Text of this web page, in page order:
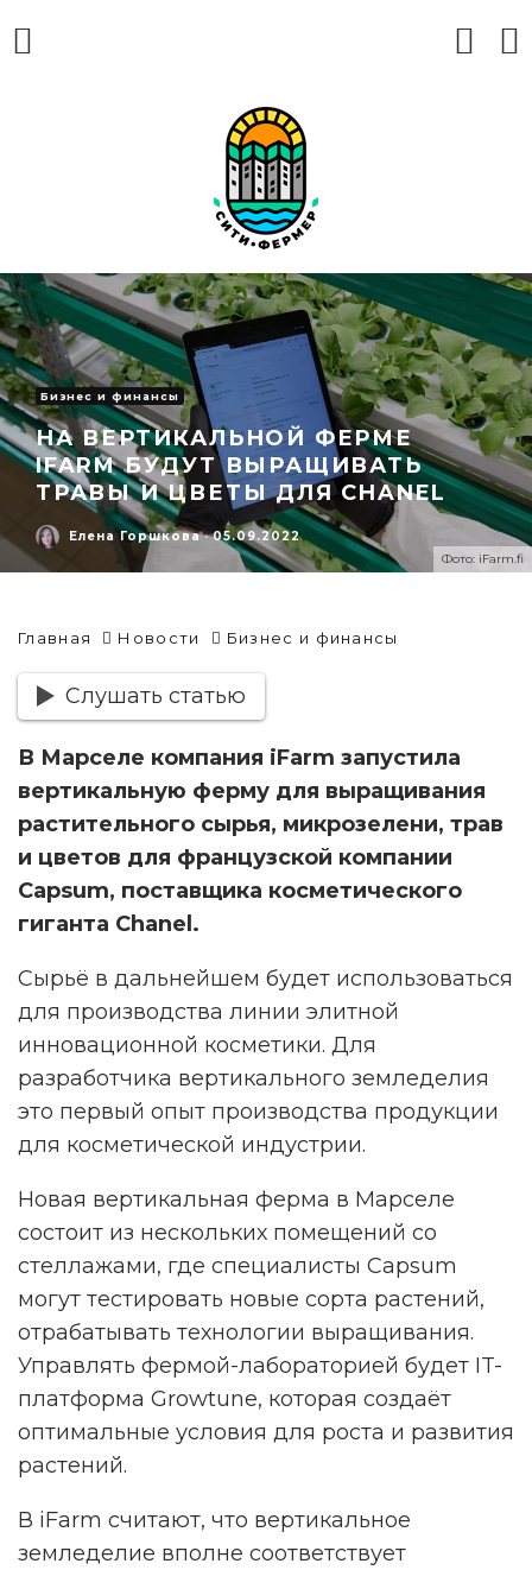
Фото: iFarm.fi
Бизнес и финансы
НА ВЕРТИКАЛЬНОЙ ФЕРМЕ
IFARM БУДУТ ВЫРАЩИВАТЬ
ТРАВЫ И ЦВЕТЫ ДЛЯ CHANEL
Елена Горшкова · 05.09.2022
Главная Новости Бизнес и финансы
Слушать статью
В Марселе компания iFarm запустила
вертикальную ферму для выращивания
растительного сырья, микрозелени, трав
и цветов для французской компании
Capsum, поставщика косметического
гиганта Chanel.
Сырьё в дальнейшем будет использоваться
для производства линии элитной
инновационной косметики. Для
разработчика вертикального земледелия
это первый опыт производства продукции
для косметической индустрии.
Новая вертикальная ферма в Марселе
состоит из нескольких помещений со
стеллажами, где специалисты Capsum
могут тестировать новые сорта растений,
отрабатывать технологии выращивания.
Управлять фермой-лабораторией будет IT-
платформа Growtune, которая создаёт
оптимальные условия для роста и развития
растений.
В iFarm считают, что вертикальное
земледелие вполне соответствует